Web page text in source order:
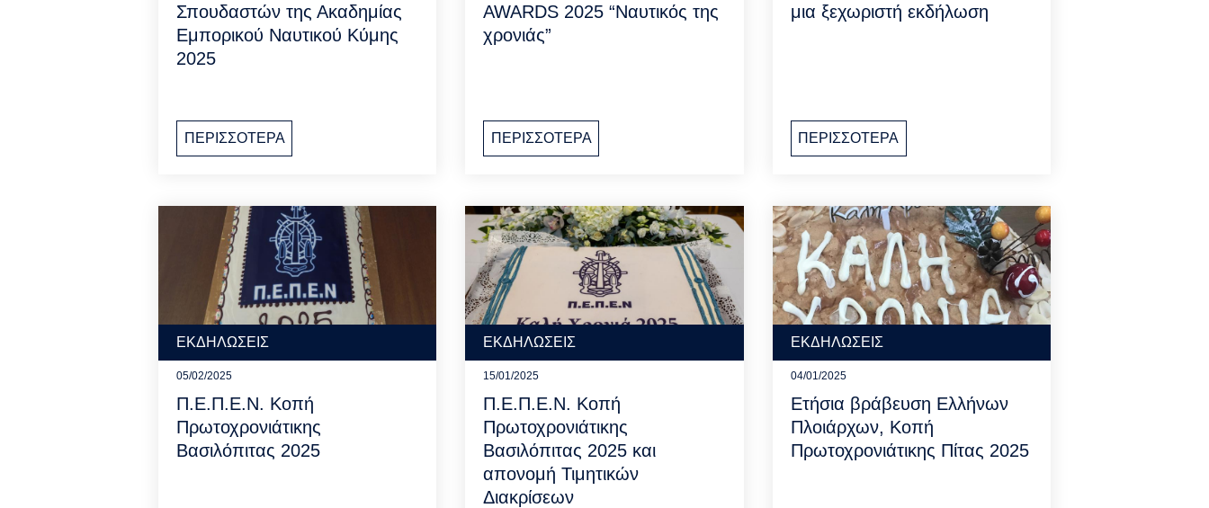
Σπουδαστών της Ακαδημίας
Εμπορικού Ναυτικού Κύμης
2025
ΠΕΡΙΣΣΟΤΕΡΑ
AWARDS 2025 “Ναυτικός της
χρονιάς”
ΠΕΡΙΣΣΟΤΕΡΑ
μια ξεχωριστή εκδήλωση
ΠΕΡΙΣΣΟΤΕΡΑ
ΕΚΔΗΛΩΣΕΙΣ
05/02/2025
Π.Ε.Π.Ε.Ν. Κοπή
Πρωτοχρονιάτικης
Βασιλόπιτας 2025
ΕΚΔΗΛΩΣΕΙΣ
15/01/2025
Π.Ε.Π.Ε.Ν. Kοπή
Πρωτοχρονιάτικης
Βασιλόπιτας 2025 και
απονομή Τιμητικών
Διακρίσεων
ΕΚΔΗΛΩΣΕΙΣ
04/01/2025
Ετήσια βράβευση Ελλήνων
Πλοιάρχων, Κοπή
Πρωτοχρονιάτικης Πίτας 2025